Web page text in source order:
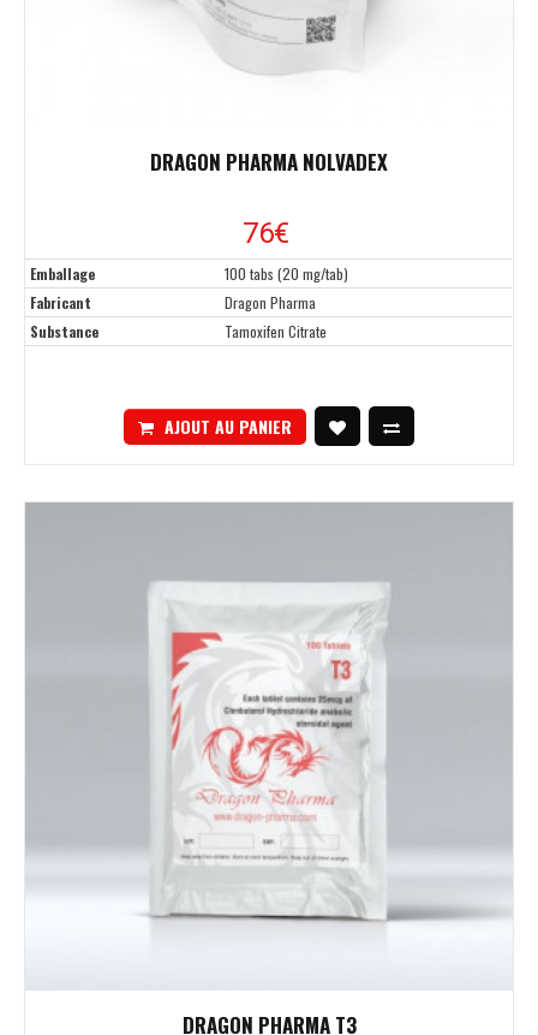
DRAGON PHARMA NOLVADEX
76€
Emballage
100 tabs (20 mg/tab)
Fabricant
Dragon Pharma
Substance
Tamoxifen Citrate
AJOUT AU PANIER
DRAGON PHARMA T3